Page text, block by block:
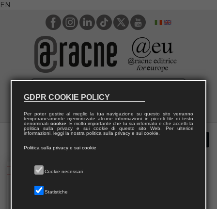
EN
GDPR COOKIE POLICY
Per poter gestire al meglio la tua navigazione su questo sito verranno
temporaneamente memorizzate alcune informazioni in piccoli file di testo
denominati cookie. È molto importante che tu sia informato e che accetti la
politica sulla privacy e sui cookie di questo sito Web. Per ulteriori
informazioni, leggi la nostra politica sulla privacy e sui cookie.
Politica sulla privacy e sui cookie
Cookie necessari
Statistiche